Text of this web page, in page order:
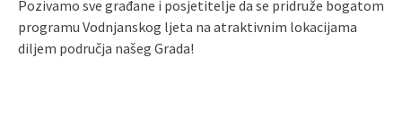
Pozivamo sve građane i posjetitelje da se pridruže bogatom
programu Vodnjanskog ljeta na atraktivnim lokacijama
diljem područja našeg Grada!